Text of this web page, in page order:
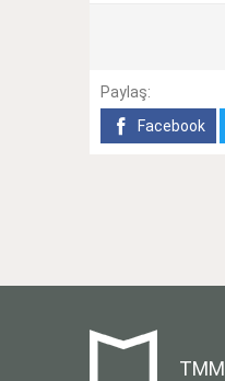
Paylaş:
Facebook